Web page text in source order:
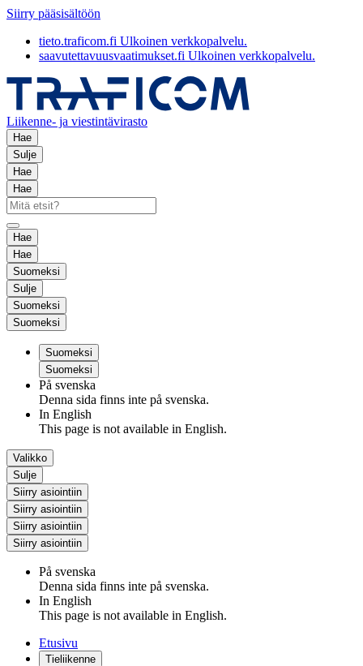
Siirry pääsisältöön
tieto.traficom.fi Ulkoinen verkkopalvelu.
saavutettavuusvaatimukset.fi Ulkoinen verkkopalvelu.
Liikenne- ja viestintävirasto
Hae
Sulje
Hae
Hae
Hae
Hae
Suomeksi
Sulje
Suomeksi
Suomeksi
Suomeksi
Suomeksi
På svenska
Denna sida finns inte på svenska.
In English
This page is not available in English.
Valikko
Sulje
Siirry asiointiin
Siirry asiointiin
Siirry asiointiin
Siirry asiointiin
På svenska
Denna sida finns inte på svenska.
In English
This page is not available in English.
Etusivu
Tieliikenne